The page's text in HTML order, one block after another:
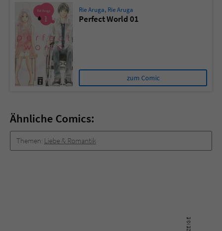
Rie Aruga, Rie Aruga
Perfect World 01
zum Comic
Ähnliche Comics:
Themen: Liebe & Romantik